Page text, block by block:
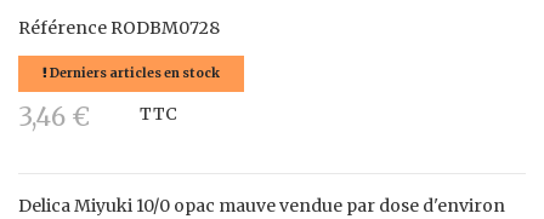
Référence RODBM0728
Derniers articles en stock
3,46 € TTC
Delica Miyuki 10/0 opac mauve vendue par dose d'environ